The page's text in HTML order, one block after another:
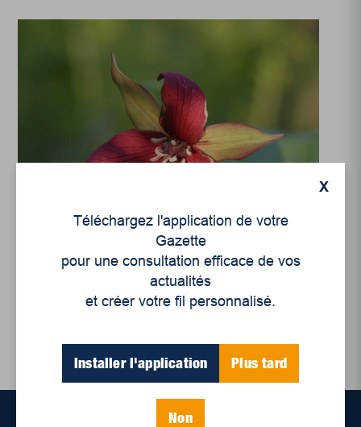
COVID-19 : Appel à la
solidarité régionale !
X
Téléchargez l'application de votre
Gazette
pour une consultation efficace de vos
actualités
et créer votre fil personnalisé.
Installer l'application Plus tard
Non